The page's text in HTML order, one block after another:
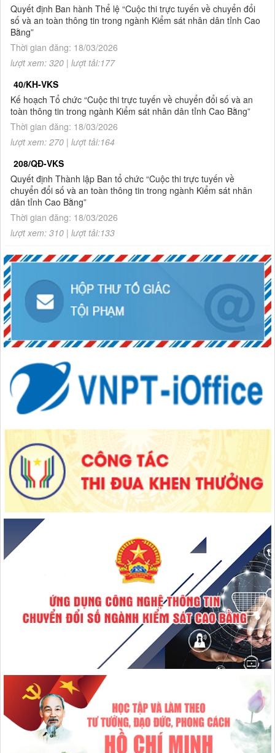
10.Thông báo Kết quả Cuộc thi trực tuyến về chuyển đổi số và
an toàn thông tin trong ngành Kiểm sát nhân dân tỉnh Cao
Bằng
1.Thông báo tuyển sinh đào tạo trình độ thạc sĩ ngành Luật
2 năm 2026
Quyết định Ban hành Thể lệ “Cuộc thi trực tuyến về chuyển đổi
số và an toàn thông tin trong ngành Kiểm sát nhân dân tỉnh Cao
Bằng”
Thời gian đăng: 18/03/2026
lượt xem: 320 | lượt tải:177
40/KH-VKS
Kế hoạch Tổ chức “Cuộc thi trực tuyến về chuyển đổi số và an
toàn thông tin trong ngành Kiểm sát nhân dân tỉnh Cao Bằng”
Thời gian đăng: 18/03/2026
lượt xem: 270 | lượt tải:164
208/QĐ-VKS
Quyết định Thành lập Ban tổ chức “Cuộc thi trực tuyến về
chuyển đổi số và an toàn thông tin trong ngành Kiểm sát nhân
dân tỉnh Cao Bằng”
Thời gian đăng: 18/03/2026
lượt xem: 310 | lượt tải:133